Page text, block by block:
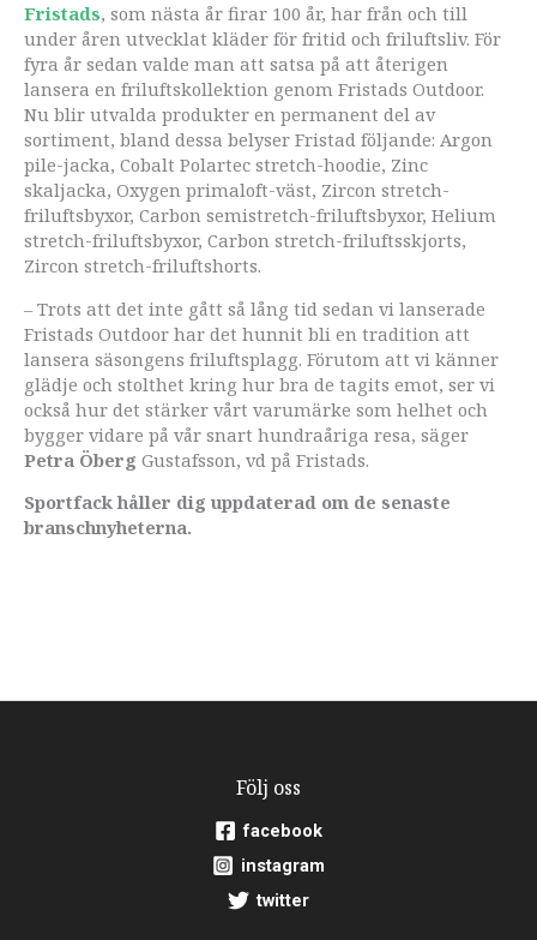
Fristads, som nästa år firar 100 år, har från och till
under åren utvecklat kläder för fritid och friluftsliv. För
fyra år sedan valde man att satsa på att återigen
lansera en friluftskollektion genom Fristads Outdoor.
Nu blir utvalda produkter en permanent del av
sortiment, bland dessa belyser Fristad följande: Argon
pile-jacka, Cobalt Polartec stretch-hoodie, Zinc
skaljacka, Oxygen primaloft-väst, Zircon stretch-
friluftsbyxor, Carbon semistretch-friluftsbyxor, Helium
stretch-friluftsbyxor, Carbon stretch-friluftsskjorts,
Zircon stretch-friluftshorts.
– Trots att det inte gått så lång tid sedan vi lanserade
Fristads Outdoor har det hunnit bli en tradition att
lansera säsongens friluftsplagg. Förutom att vi känner
glädje och stolthet kring hur bra de tagits emot, ser vi
också hur det stärker vårt varumärke som helhet och
bygger vidare på vår snart hundraåriga resa, säger
Petra Öberg Gustafsson, vd på Fristads.
Sportfack håller dig uppdaterad om de senaste
branschnyheterna.
Följ oss
facebook
instagram
twitter